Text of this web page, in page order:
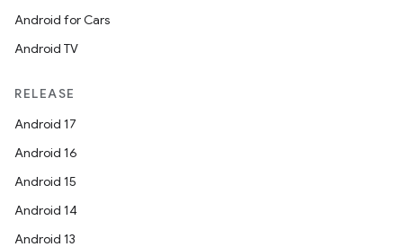
Android for Cars
Android TV
RELEASE
Android 17
Android 16
Android 15
Android 14
Android 13